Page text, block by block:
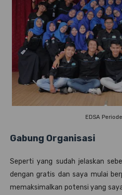
EDSA
Gabung Organisasi
Seperti yang sudah jelaskan
dengan gratis dan saya mulai
memaksimalkan potensi yang